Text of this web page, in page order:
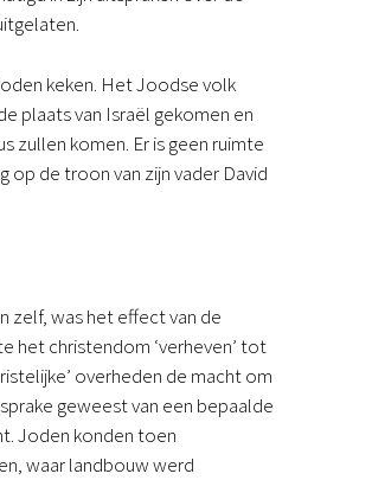
keken. Het Joodse volk
plaats van Israël gekomen en
zullen komen. Er is geen ruimte
op de troon van zijn vader David
zelf, was het effect van de
het christendom ‘verheven’ tot
overheden de macht om
geweest van een bepaalde
Joden konden toen
waar landbouw werd